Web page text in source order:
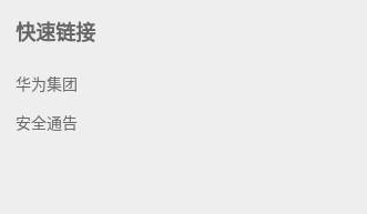
快速链接
华为集团
安全通告